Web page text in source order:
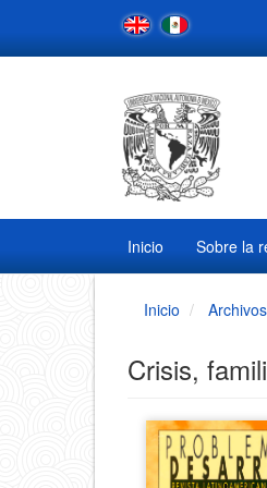
Contenido
Inicio Sobre la
Inicio Archivos
Crisis,
Barra